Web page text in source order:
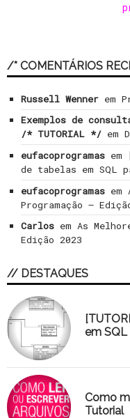
/* COMENTÁRIOS
Russell Wenner em
Exemplos de
/* TUTORIAL */ em
eufacoprogramas em
de tabelas em SQL
eufacoprogramas em
Programação –
Carlos em As
Edição 2023
// DESTAQUES
em SQL
Como
Tutorial